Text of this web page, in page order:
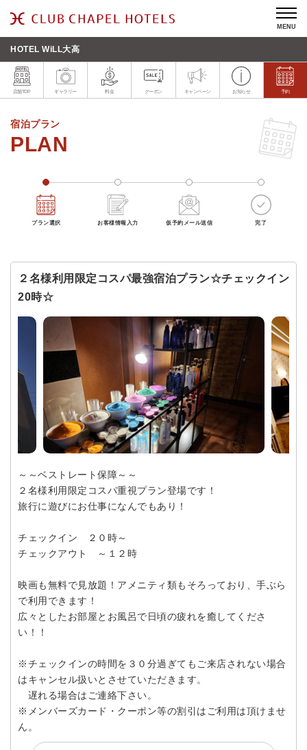
MENU
HOTEL WiLL大高
店舗TOP ギャラリー 料金 クーポン キャンペーン お知らせ 予約
宿泊プラン
プラン選択 お客様情報入力 仮予約メール送信 完了
２名様利用限定コスパ最強宿泊プラン☆チェックイン
20時☆
～～ベストレート保障～～
２名様利用限定コスパ重視プラン登場です！
旅行に遊びにお仕事になんでもあり！
チェックイン ２０時～
チェックアウト ～１２時
映画も無料で見放題！アメニティ類もそろっており、手ぶら
で利用できます！
広々としたお部屋とお風呂で日頃の疲れを癒してくださ
い！！
※チェックインの時間を３０分過ぎてもご来店されない場合
はキャンセル扱いとさせていただきます。
遅れる場合はご連絡下さい。
※メンバーズカード・クーポン等の割引はご利用は頂けませ
ん。